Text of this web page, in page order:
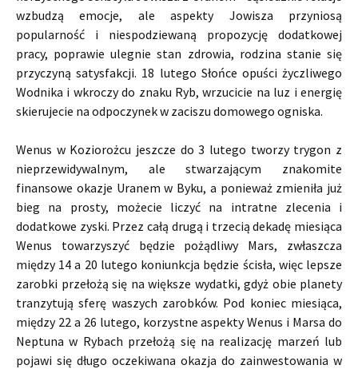
wzbudzą emocje, ale aspekty Jowisza przyniosą
popularność i niespodziewaną propozycję dodatkowej
pracy, poprawie ulegnie stan zdrowia, rodzina stanie się
przyczyną satysfakcji. 18 lutego Słońce opuści życzliwego
Wodnika i wkroczy do znaku Ryb, wrzucicie na luz i energię
skierujecie na odpoczynek w zaciszu domowego ogniska.
Wenus w Koziorożcu jeszcze do 3 lutego tworzy trygon z
nieprzewidywalnym, ale stwarzającym znakomite
finansowe okazje Uranem w Byku, a ponieważ zmieniła już
bieg na prosty, możecie liczyć na intratne zlecenia i
dodatkowe zyski. Przez całą drugą i trzecią dekadę miesiąca
Wenus towarzyszyć będzie pożądliwy Mars, zwłaszcza
między 14 a 20 lutego koniunkcja będzie ścisła, więc lepsze
zarobki przełożą się na większe wydatki, gdyż obie planety
tranzytują sferę waszych zarobków. Pod koniec miesiąca,
między 22 a 26 lutego, korzystne aspekty Wenus i Marsa do
Neptuna w Rybach przełożą się na realizację marzeń lub
pojawi się długo oczekiwana okazja do zainwestowania w